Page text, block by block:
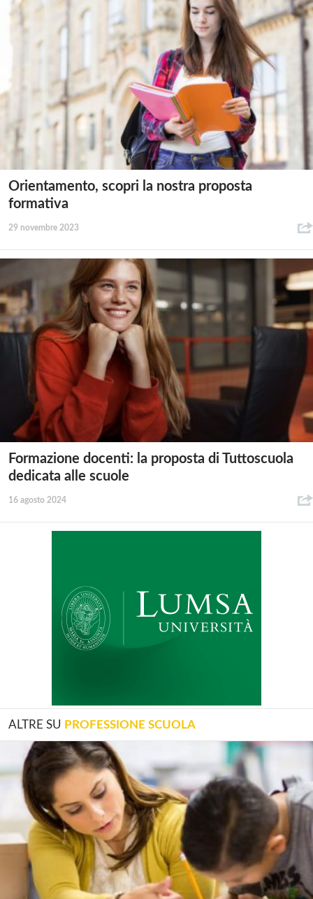
Orientamento, scopri la nostra proposta
formativa
29 novembre 2023
Formazione docenti: la proposta di Tuttoscuola
dedicata alle scuole
16 agosto 2024
ALTRE SU PROFESSIONE SCUOLA